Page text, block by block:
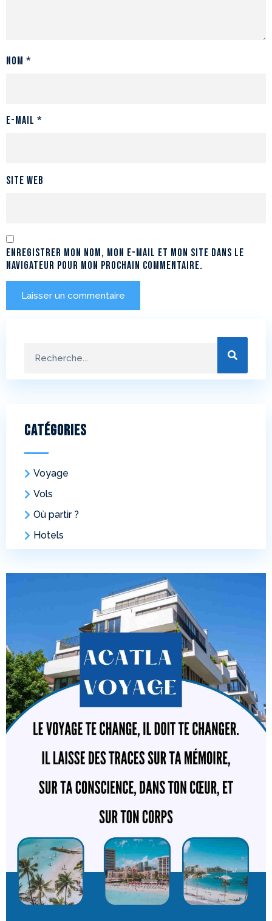
Nom *
E-mail *
Site web
Enregistrer mon nom, mon e-mail et mon site dans le
navigateur pour mon prochain commentaire.
Catégories
Voyage
Vols
Où partir ?
Hotels